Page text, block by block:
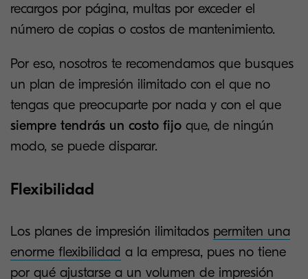
recargos por página, multas por exceder el
número de copias o costos de mantenimiento.
Por eso, nosotros te recomendamos que busques
un plan de impresión ilimitado con el que no
tengas que preocuparte por nada y con el que
siempre tendrás un costo fijo que, de ningún
modo, se puede disparar.
Flexibilidad
Los planes de impresión ilimitados permiten una
enorme flexibilidad a la empresa, pues no tiene
por qué ajustarse a un volumen de impresión